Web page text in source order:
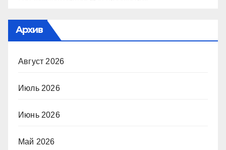
Архив
Август 2026
Июль 2026
Июнь 2026
Май 2026